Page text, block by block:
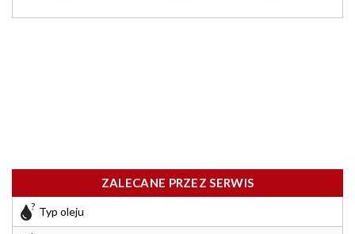
ZALECANE PRZEZ SERWIS
Typ oleju